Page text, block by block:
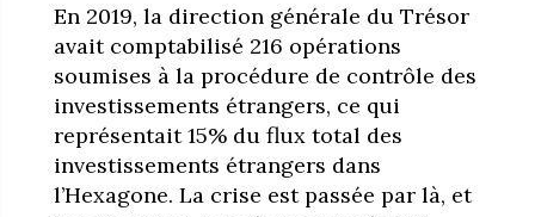
En 2019, la direction générale du Trésor
avait comptabilisé 216 opérations
soumises à la procédure de contrôle des
investissements étrangers, ce qui
représentait 15% du flux total des
investissements étrangers dans
l’Hexagone. La crise est passée par là, et